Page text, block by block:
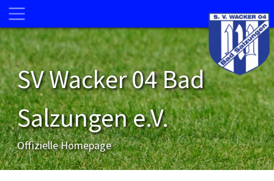
SV Wacker 04 Bad
Salzungen e.V.
Offizielle Homepage